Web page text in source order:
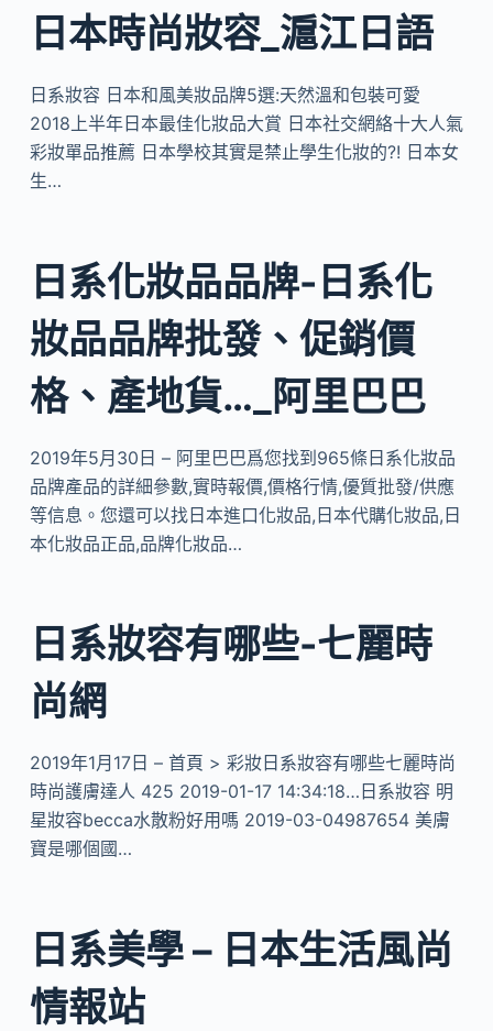
日本時尚妝容_滬江日語
日系妝容 日本和風美妝品牌5選:天然溫和包裝可愛
2018上半年日本最佳化妝品大賞 日本社交網絡十大人氣
彩妝單品推薦 日本學校其實是禁止學生化妝的?! 日本女
生…
日系化妝品品牌-日系化
妝品品牌批發、促銷價
格、產地貨…_阿里巴巴
2019年5月30日 – 阿里巴巴爲您找到965條日系化妝品
品牌產品的詳細參數,實時報價,價格行情,優質批發/供應
等信息。您還可以找日本進口化妝品,日本代購化妝品,日
本化妝品正品,品牌化妝品…
日系妝容有哪些-七麗時
尚網
2019年1月17日 – 首頁 > 彩妝日系妝容有哪些七麗時尚
時尚護膚達人 425 2019-01-17 14:34:18…日系妝容 明
星妝容becca水散粉好用嗎 2019-03-04987654 美膚
寶是哪個國…
日系美學 – 日本生活風尚
情報站